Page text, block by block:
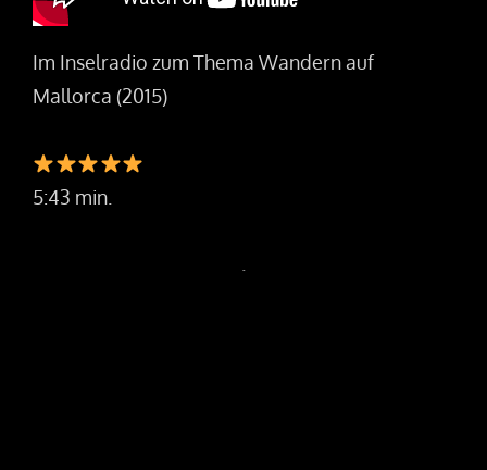
Im Inselradio zum Thema Wandern auf
Mallorca (2015)
5:43 min.